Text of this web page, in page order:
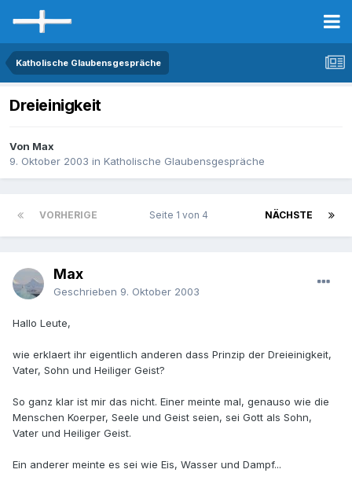
Katholische Glaubensgespräche
Dreieinigkeit
Von Max
9. Oktober 2003 in Katholische Glaubensgespräche
VORHERIGE NÄCHSTE
Seite 1 von 4
Max
Geschrieben 9. Oktober 2003
Hallo Leute,
wie erklaert ihr eigentlich anderen dass Prinzip der Dreieinigkeit,
Vater, Sohn und Heiliger Geist?
So ganz klar ist mir das nicht. Einer meinte mal, genauso wie die
Menschen Koerper, Seele und Geist seien, sei Gott als Sohn,
Vater und Heiliger Geist.
Ein anderer meinte es sei wie Eis, Wasser und Dampf...